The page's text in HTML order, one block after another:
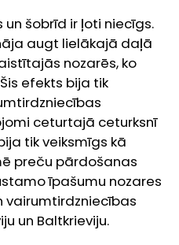
šobrīd ir ļoti niecīgs.
augt lielākajā daļā
nozarēs, ko
efekts bija tik
ceturtajā ceturksnī
tik veiksmīgs kā
preču pārdošanas
īpašumu nozares
vairumtirdzniecības
un Baltkrieviju.